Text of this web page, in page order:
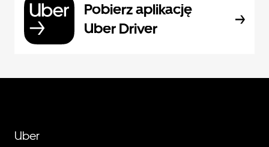
Pobierz aplikację
Uber Driver
Uber